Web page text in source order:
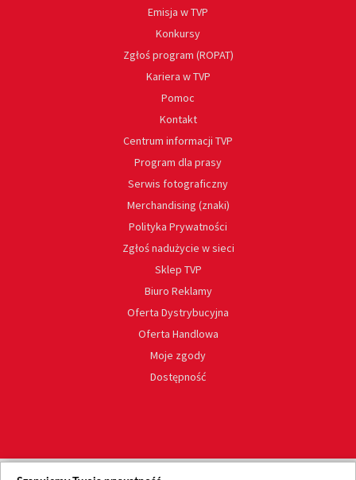
Emisja w TVP
Konkursy
Zgłoś program (ROPAT)
Kariera w TVP
Pomoc
Kontakt
Centrum informacji TVP
Program dla prasy
Serwis fotograficzny
Merchandising (znaki)
Polityka Prywatności
Zgłoś nadużycie w sieci
Sklep TVP
Biuro Reklamy
Oferta Dystrybucyjna
Oferta Handlowa
Moje zgody
Dostępność